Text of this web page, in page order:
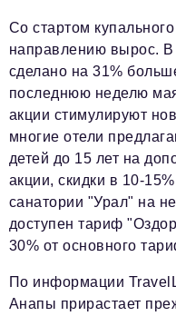
Видео
Телефон редакции:+7
Электронные почты
Информационный отдел
info@business-
Отдел рекламы
reklama@business-
Отдел распространения/
Отдел по работе с
partner@business-
Со стартом
направлению вырос.
сделано на 31%
последнюю неделю
акции стимулируют
многие отели
детей до 15 лет на
акции, скидки в 10-
санатории "Урал" на
доступен тариф
30% от основного
По информации
Анапы прирастает